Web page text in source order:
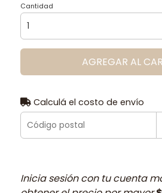
Cantidad
AGREGAR AL
Calculá el costo de envío
Inicia sesión con tu cuenta